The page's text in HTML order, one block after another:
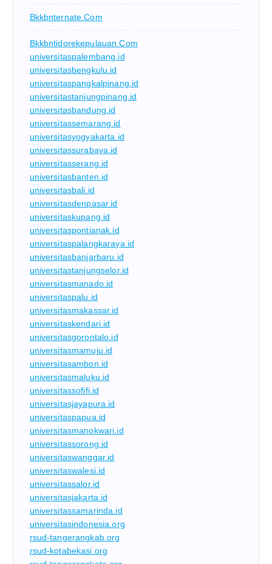
Bkkbnternate.com
Bkkbntidorekepulauan.com
universitaspalembang.id
universitasbengkulu.id
universitaspangkalpinang.id
universitastanjungpinang.id
universitasbandung.id
universitassemarang.id
universitasyogyakarta.id
universitassurabaya.id
universitasserang.id
universitasbanten.id
universitasbali.id
universitasdenpasar.id
universitaskupang.id
universitaspontianak.id
universitaspalangkaraya.id
universitasbanjarbaru.id
universitastanjungselor.id
universitasmanado.id
universitaspalu.id
universitasmakassar.id
universitaskendari.id
universitasgorontalo.id
universitasmamuju.id
universitasambon.id
universitasmaluku.id
universitassofifi.id
universitasjayapura.id
universitaspapua.id
universitasmanokwari.id
universitassorong.id
universitaswanggar.id
universitaswalesi.id
universitassalor.id
universitasjakarta.id
universitassamarinda.id
universitasindonesia.org
rsud-tangerangkab.org
rsud-kotabekasi.org